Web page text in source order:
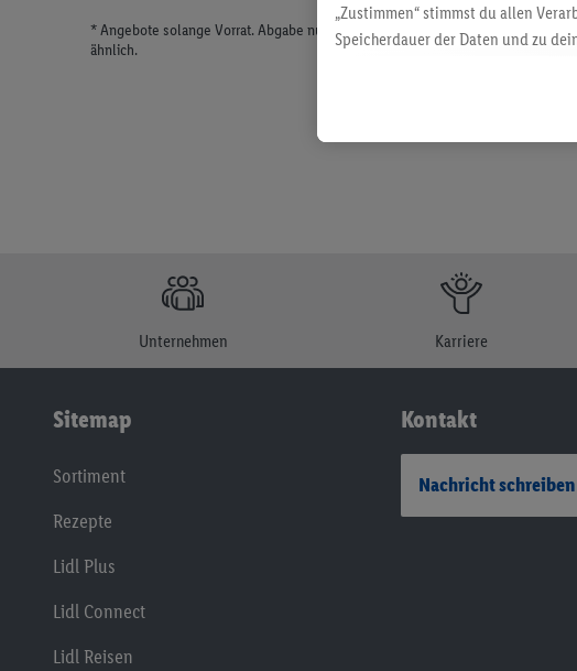
* Angebote solange Vorrat. Abgabe nur in haushaltsüblichen Mengen.
ähnlich.
Unternehmen Karriere
Sitemap
Sortiment
Rezepte
Lidl Plus
Lidl Connect
Lidl Reisen
Kontakt
Nachricht schreiben
„Zustimmen“ stimmst du allen
Speicherdauer der Daten und zu